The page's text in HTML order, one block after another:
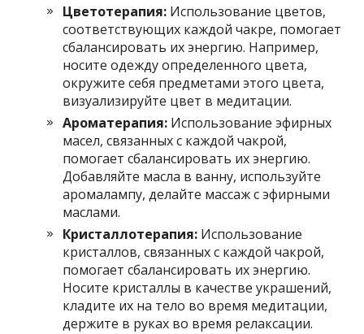
Цветотерапия: Использование цветов,
соответствующих каждой чакре, помогает
сбалансировать их энергию. Например,
носите одежду определенного цвета,
окружите себя предметами этого цвета,
визуализируйте цвет в медитации.
Ароматерапия: Использование эфирных
масел, связанных с каждой чакрой,
помогает сбалансировать их энергию.
Добавляйте масла в ванну, используйте
аромалампу, делайте массаж с эфирными
маслами.
Кристаллотерапия: Использование
кристаллов, связанных с каждой чакрой,
помогает сбалансировать их энергию.
Носите кристаллы в качестве украшений,
кладите их на тело во время медитации,
держите в руках во время релаксации.